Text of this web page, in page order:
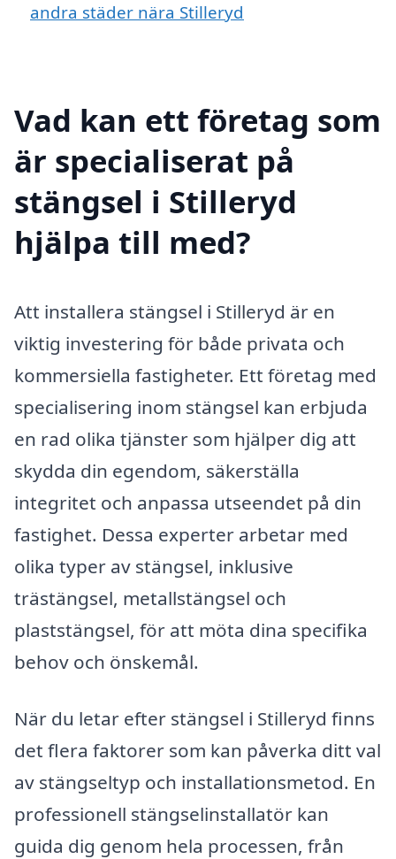
andra städer nära Stilleryd
Vad kan ett företag som
är specialiserat på
stängsel i Stilleryd
hjälpa till med?
Att installera stängsel i Stilleryd är en
viktig investering för både privata och
kommersiella fastigheter. Ett företag med
specialisering inom stängsel kan erbjuda
en rad olika tjänster som hjälper dig att
skydda din egendom, säkerställa
integritet och anpassa utseendet på din
fastighet. Dessa experter arbetar med
olika typer av stängsel, inklusive
trästängsel, metallstängsel och
plaststängsel, för att möta dina specifika
behov och önskemål.
När du letar efter stängsel i Stilleryd finns
det flera faktorer som kan påverka ditt val
av stängseltyp och installationsmetod. En
professionell stängselinstallatör kan
guida dig genom hela processen, från